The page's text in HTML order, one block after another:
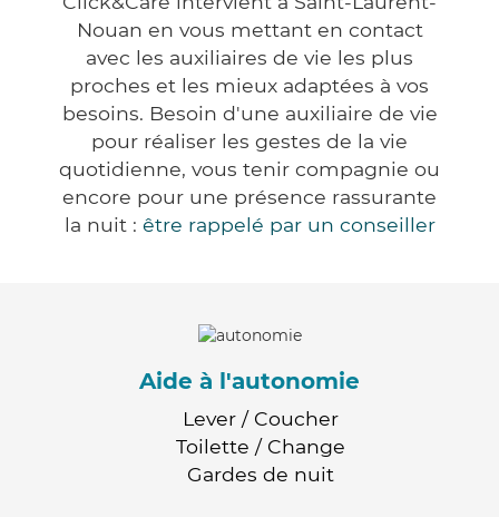
Nouan en vous mettant en contact
avec les auxiliaires de vie les plus
proches et les mieux adaptées à vos
besoins. Besoin d'une auxiliaire de vie
pour réaliser les gestes de la vie
quotidienne, vous tenir compagnie ou
encore pour une présence rassurante
la nuit : être rappelé par un conseiller
Aide à l'autonomie
Lever / Coucher
Toilette / Change
Gardes de nuit